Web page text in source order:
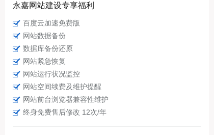
永嘉网站建设专享福利
百度云加速免费版
网站数据备份
数据库备份还原
网站紧急恢复
网站运行状况监控
网站空间续费及维护提醒
网站前台浏览器兼容性维护
终身免费售后修改 12次/年